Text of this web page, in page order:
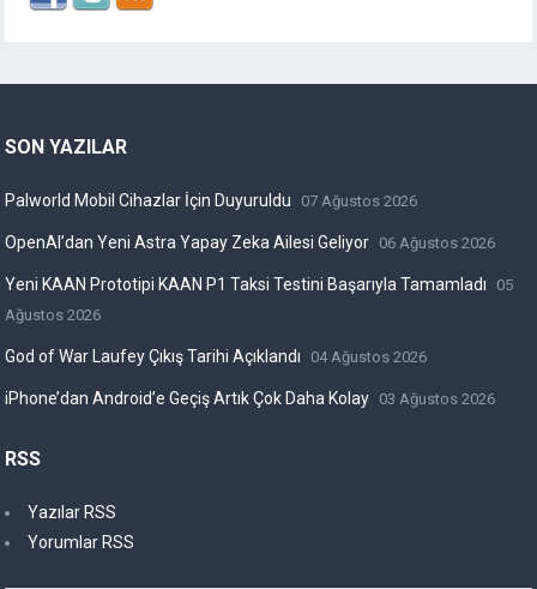
SON YAZILAR
Palworld Mobil Cihazlar İçin Duyuruldu 07 Ağustos 2026
OpenAI’dan Yeni Astra Yapay Zeka Ailesi Geliyor 06 Ağustos 2026
Yeni KAAN Prototipi KAAN P1 Taksi Testini Başarıyla Tamamladı
05
Ağustos 2026
God of War Laufey Çıkış Tarihi Açıklandı 04 Ağustos 2026
iPhone’dan Android’e Geçiş Artık Çok Daha Kolay 03 Ağustos 2026
RSS
Yazılar RSS
Yorumlar RSS